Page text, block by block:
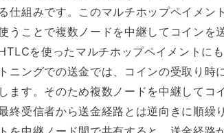
仕組みです。このマルチホップペイメン
うことで複数ノードを中継してコインを
を使ったマルチホップペイメントに
ニングでの送金では、コインの受取り時
ます。そのため複数ノードを中継してコ
終受信者から送金経路とは逆向きに順繰